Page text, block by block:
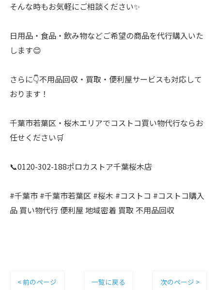
そんな時もお気軽にご相談ください✨
日用品・食品・飲み物などご希望の商品を代行購入いた
します😊
さらに👇不用品回収・買取・便利屋サービスも対応して
おります！
千葉市若葉区・桜木エリアでコストコ買い物代行ならお
任せください🛒
📞0120-302-188ポロカストア千葉桜木店
#千葉市 #千葉市若葉区 #桜木 #コストコ #コストコ購入
品 買い物代行 便利屋 地域密着 買取 不用品回収
< 前のページ 一覧に戻る 次のページ >